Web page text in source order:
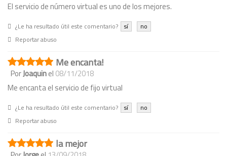
El servicio de número virtual es uno de los mejores.
¿Le ha resultado útil este comentario? sí
no
Reportar abuso
Me encanta!
PorJoaquinel 08/11/2018
Me encanta el servicio de fijo virtual
¿Le ha resultado útil este comentario? sí
no
Reportar abuso
la mejor